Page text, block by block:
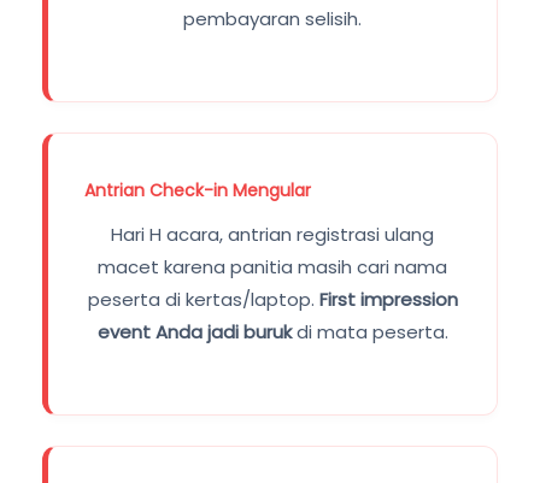
pembayaran selisih.
Antrian Check-in Mengular
Hari H acara, antrian registrasi ulang
macet karena panitia masih cari nama
peserta di kertas/laptop. First impression
event Anda jadi burukdi mata peserta.